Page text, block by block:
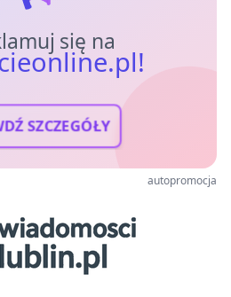
się na
SZCZEGÓŁY
autopromocja